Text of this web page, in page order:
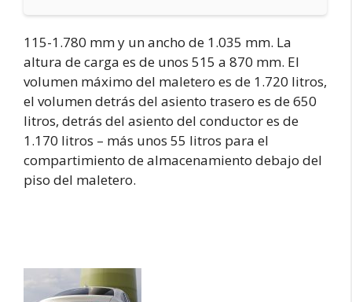
115-1.780 mm y un ancho de 1.035 mm. La
altura de carga es de unos 515 a 870 mm. El
volumen máximo del maletero es de 1.720 litros,
el volumen detrás del asiento trasero es de 650
litros, detrás del asiento del conductor es de
1.170 litros – más unos 55 litros para el
compartimiento de almacenamiento debajo del
piso del maletero.